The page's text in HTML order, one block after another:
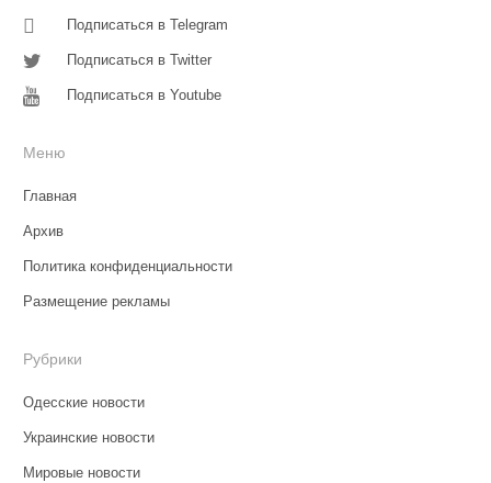
Подписаться в Telegram
Подписаться в Twitter
Подписаться в Youtube
Меню
Главная
Архив
Политика конфиденциальности
Размещение рекламы
Рубрики
Одесские новости
Украинские новости
Мировые новости